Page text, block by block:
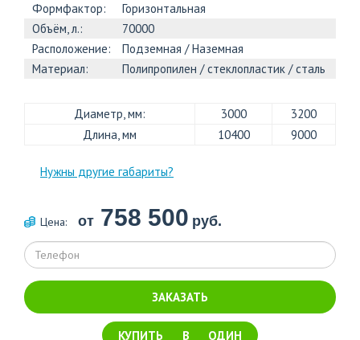
Формфактор:
Горизонтальная
Объём, л.:
70000
Расположение:
Подземная / Наземная
Материал:
Полипропилен / стеклопластик / сталь
Диаметр, мм: 3000
3200
Длина, мм
10400 9000
Нужны другие габариты?
Цена: от 758 500 руб.
ЗАКАЗАТЬ
КУПИТЬ В ОДИН